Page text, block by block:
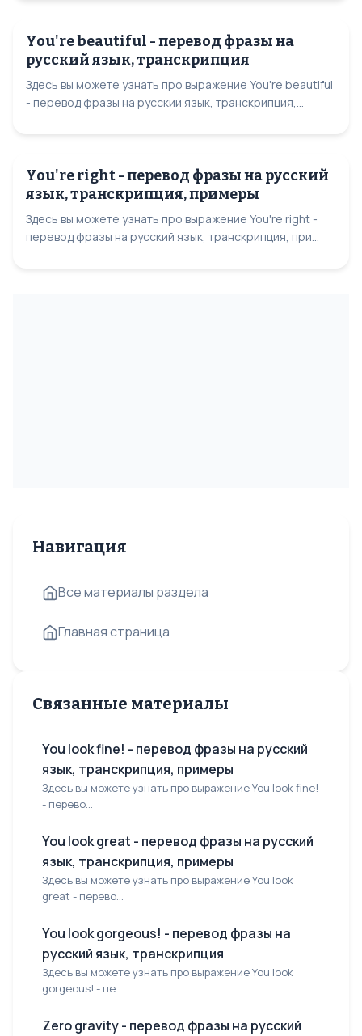
You're beautiful - перевод фразы на
русский язык, транскрипция
Здесь вы можете узнать про выражение You're beautiful
- перевод фразы на русский язык, транскрипция,...
You're right - перевод фразы на русский
язык, транскрипция, примеры
Здесь вы можете узнать про выражение You're right -
перевод фразы на русский язык, транскрипция, при...
Навигация
Все материалы раздела
Главная страница
Связанные материалы
You look fine! - перевод фразы на русский
язык, транскрипция, примеры
Здесь вы можете узнать про выражение You look fine!
- перево...
You look great - перевод фразы на русский
язык, транскрипция, примеры
Здесь вы можете узнать про выражение You look
great - перево...
You look gorgeous! - перевод фразы на
русский язык, транскрипция
Здесь вы можете узнать про выражение You look
gorgeous! - пе...
Zero gravity - перевод фразы на русский